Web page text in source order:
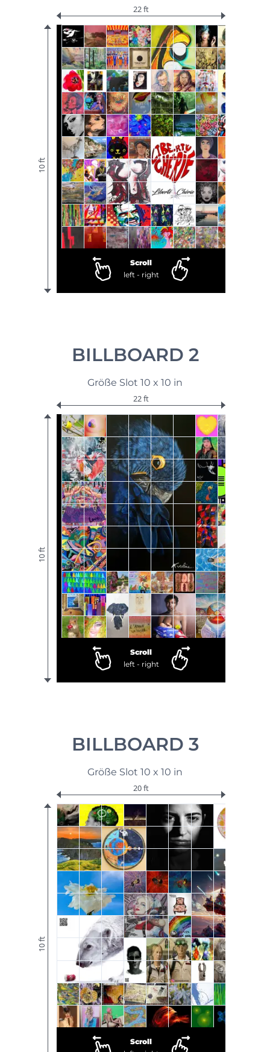
10 ft
22 ft
Scroll
left - right
BILLBOARD 2
Größe Slot 10 x 10 in
10 ft
22 ft
Scroll
left - right
BILLBOARD 3
Größe Slot 10 x 10 in
10 ft
20 ft
Scroll